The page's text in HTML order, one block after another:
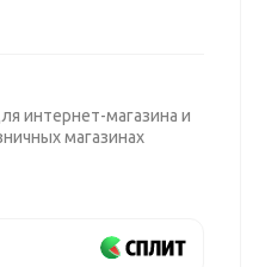
интернет-магазина и
магазинах